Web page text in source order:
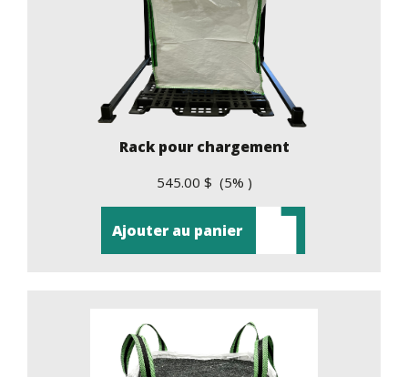
Rack pour chargement
545.00 $ (5% )
Ajouter au panier